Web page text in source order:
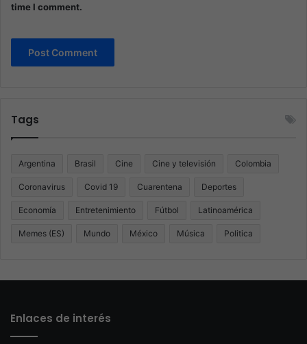
time I comment.
Tags
Argentina Brasil Cine Cine y televisión Colombia
Coronavirus Covid 19 Cuarentena Deportes
Economía Entretenimiento Fútbol Latinoamérica
Memes (ES) Mundo México Música Politica
Enlaces de interés